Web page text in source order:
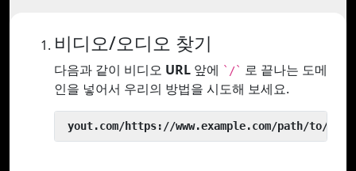
비디오/오디오 찾기
다음과 같이 비디오 URL 앞에 `/` 로 끝나는 도메
인을 넣어서 우리의 방법을 시도해 보세요.
yout.com/https://www.example.com/path/to/